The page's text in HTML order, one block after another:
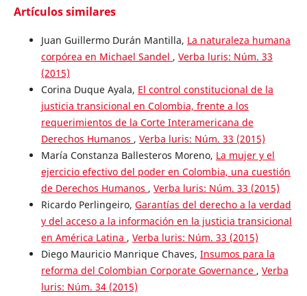
Artículos similares
Juan Guillermo Durán Mantilla, La naturaleza humana
corpórea en Michael Sandel , Verba luris: Núm. 33
(2015)
Corina Duque Ayala, El control constitucional de la
justicia transicional en Colombia, frente a los
requerimientos de la Corte Interamericana de
Derechos Humanos , Verba luris: Núm. 33 (2015)
María Constanza Ballesteros Moreno, La mujer y el
ejercicio efectivo del poder en Colombia, una cuestión
de Derechos Humanos , Verba luris: Núm. 33 (2015)
Ricardo Perlingeiro, Garantías del derecho a la verdad
y del acceso a la información en la justicia transicional
en América Latina , Verba luris: Núm. 33 (2015)
Diego Mauricio Manrique Chaves, Insumos para la
reforma del Colombian Corporate Governance , Verba
luris: Núm. 34 (2015)